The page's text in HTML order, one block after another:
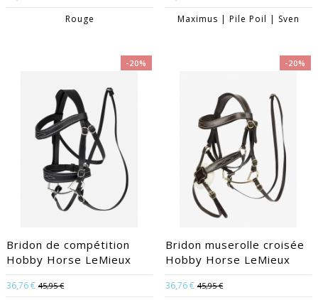
Rouge Maximus | Pile Poil | Sven
-20%
Bridon de compétition
Hobby Horse LeMieux
36,76 € 45,95 €
-20%
Bridon muserolle croisée
Hobby Horse LeMieux
36,76 € 45,95 €